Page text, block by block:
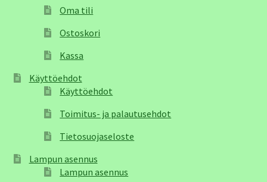
Oma tili
Ostoskori
Kassa
Käyttöehdot
Käyttöehdot
Toimitus- ja palautusehdot
Tietosuojaseloste
Lampun asennus
Lampun asennus